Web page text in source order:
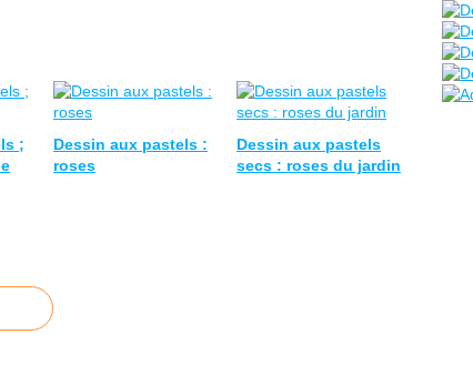
;
Dessin aux pastels :
roses
Dessin aux pastels
secs : roses du jardin